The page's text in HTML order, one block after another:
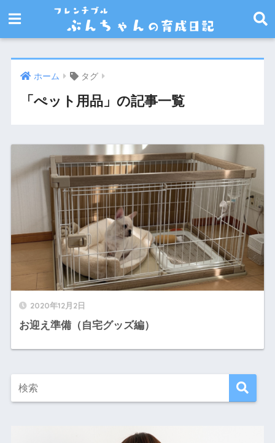
ホーム タグ
「ぺット用品」の記事一覧
2020年12月2日
お迎え準備（自宅グッズ編）